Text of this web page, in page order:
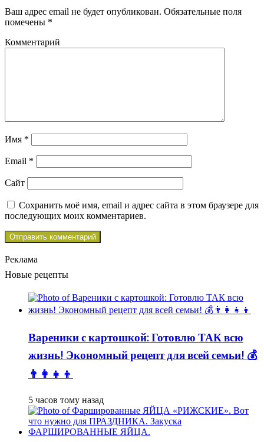
Ваш адрес email не будет опубликован. Обязательные поля
помечены *
Комментарий
Имя *
Email *
Сайт
Сохранить моё имя, email и адрес сайта в этом браузере для
последующих моих комментариев.
Реклама
Новые рецепты
Вареники с картошкой: Готовлю ТАК всю
жизнь! Экономный рецепт для всей семьи! 💰
👨👩👧👦
5 часов тому назад